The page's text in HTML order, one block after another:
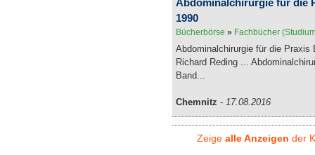
Abdominalchirurgie für die
1990
Bücherbörse » Fachbücher
Abdominalchirurgie für die Praxis
Richard Reding ...
Band...
Chemnitz - 17.08.2016
Zeige alle Anzeigen der